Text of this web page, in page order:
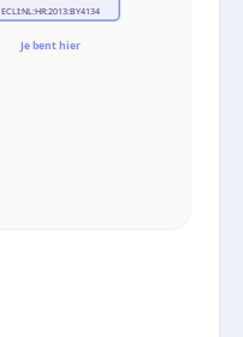
ECLI:NL:HR:2013:BY4134
Je bent hier